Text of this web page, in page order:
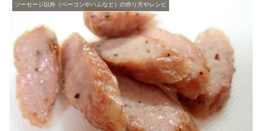
ソーセージ以外（ベーコンやハムなど）の作り方やレシピ